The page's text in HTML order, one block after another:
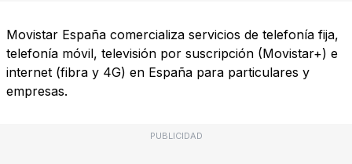
Movistar España comercializa servicios de telefonía fija,
telefonía móvil, televisión por suscripción (Movistar+) e
internet (fibra y 4G) en España para particulares y
empresas.
PUBLICIDAD